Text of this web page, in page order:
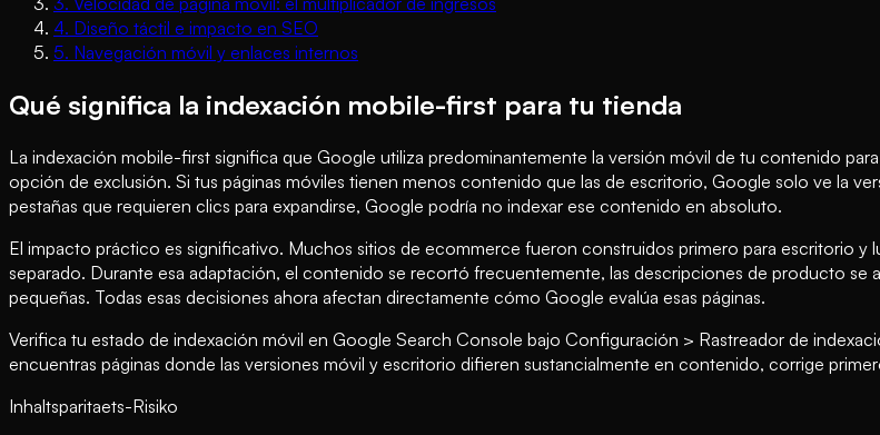
4. Diseño táctil e impacto en SEO
5. Navegación móvil y enlaces internos
Qué significa la indexación mobile-first para tu tienda
La indexación mobile-first significa que Google utiliza predominantemente la versión móvil de tu contenido
opción de exclusión. Si tus páginas móviles tienen menos contenido que las de escritorio, Google solo ve la
pestañas que requieren clics para expandirse, Google podría no indexar ese contenido en absoluto.
El impacto práctico es significativo. Muchos sitios de ecommerce fueron construidos primero para escritorio y
separado. Durante esa adaptación, el contenido se recortó frecuentemente, las descripciones de producto se
pequeñas. Todas esas decisiones ahora afectan directamente cómo Google evalúa esas páginas.
Verifica tu estado de indexación móvil en Google Search Console bajo Configuración > Rastreador de
encuentras páginas donde las versiones móvil y escritorio difieren sustancialmente en contenido, corrige
Inhaltsparitaets-Risiko